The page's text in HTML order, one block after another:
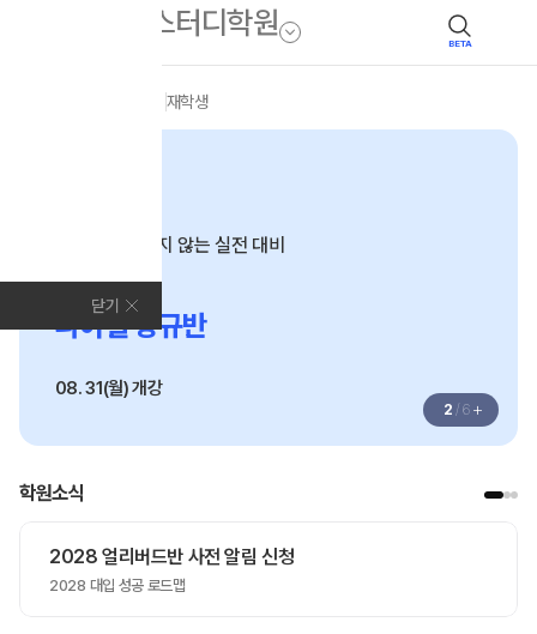
BETA
닫기
재학생
끝까지 흔들리지 않는 실전 대비
2027
파이널 정규반
08. 31(월) 개강
2 / 6 +
학원소식
2028 얼리버드반 사전 알림 신청
2028 대입 성공 로드맵